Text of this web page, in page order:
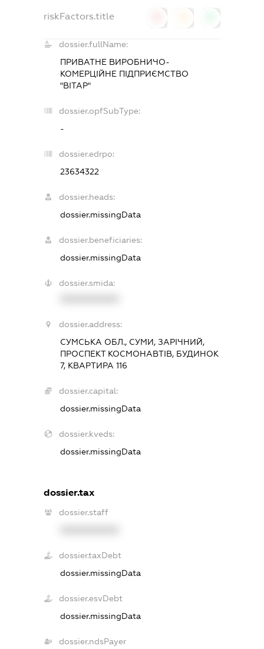
riskFactors.title
dossier.fullName:
ПРИВАТНЕ ВИРОБНИЧО-
КОМЕРЦІЙНЕ ПІДПРИЄМСТВО
"ВІТАР"
dossier.opfSubType:
-
dossier.edrpo:
23634322
dossier.heads:
dossier.missingData
dossier.beneficiaries:
dossier.missingData
dossier.smida:
dossier.address:
СУМСЬКА ОБЛ., СУМИ, ЗАРІЧНИЙ,
ПРОСПЕКТ КОСМОНАВТІВ, БУДИНОК
7, КВАРТИРА 116
dossier.capital:
dossier.missingData
dossier.kveds:
dossier.missingData
dossier.tax
dossier.staff
dossier.taxDebt
dossier.missingData
dossier.esvDebt
dossier.missingData
dossier.ndsPayer